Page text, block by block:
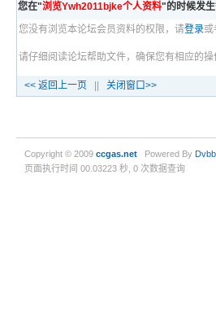
您在"浏览Ywh2011bjke个人资料"的时候发
您没有浏览本论坛会员资料的权限，请登录或
请仔细阅读论坛帮助文件，确保您有相应的操
<< 返回上一页 ||关闭窗口>>
Copyright © 2009ccgas.net Powered By
页面执行时间 00.03223 秒, 0 次数据查询